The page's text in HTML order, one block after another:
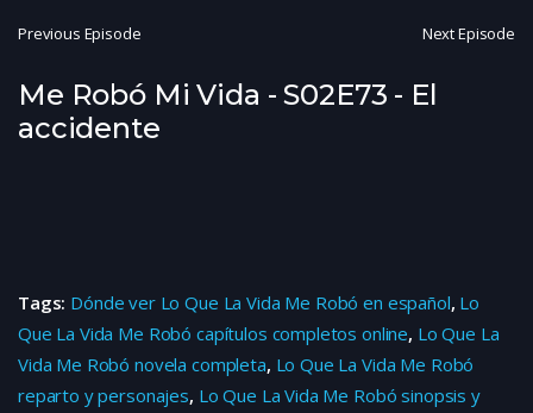
Previous Episode Next Episode
Me Robó Mi Vida - S02E73 - El
accidente
Tags: Dónde ver Lo Que La Vida Me Robó en español, Lo
Que La Vida Me Robó capítulos completos online, Lo Que La
Vida Me Robó novela completa, Lo Que La Vida Me Robó
reparto y personajes, Lo Que La Vida Me Robó sinopsis y